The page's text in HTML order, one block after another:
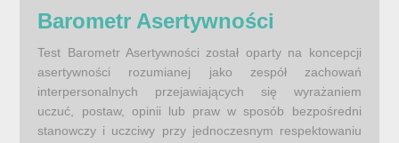
Barometr Asertywności
Test Barometr Asertywności został oparty na koncepcji
asertywności rozumianej jako zespół zachowań
interpersonalnych przejawiających się wyrażaniem
uczuć, postaw, opinii lub praw w sposób bezpośredni
stanowczy i uczciwy przy jednoczesnym respektowaniu